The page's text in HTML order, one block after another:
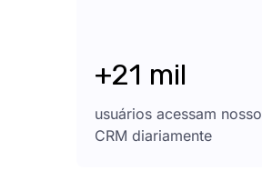
+21 mil
usuários acessam nosso
CRM diariamente